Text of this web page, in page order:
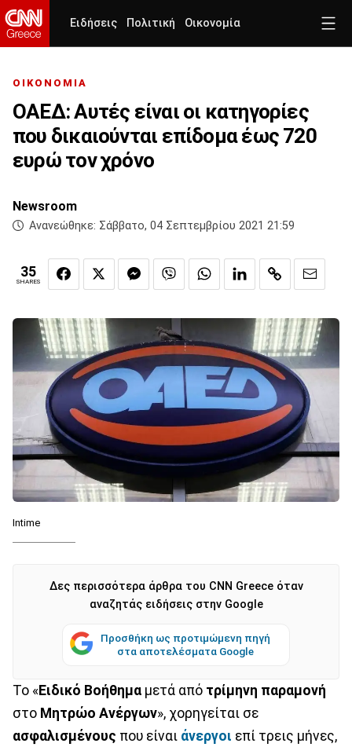
Ειδήσεις Πολιτική Οικονομία
ΟΙΚΟΝΟΜΙΑ
ΟΑΕΔ: Αυτές είναι οι κατηγορίες
που δικαιούνται επίδομα έως 720
ευρώ τον χρόνο
Newsroom
Ανανεώθηκε: Σάββατο, 04 Σεπτεμβρίου 2021 21:59
35
SHARES
Intime
Δες περισσότερα άρθρα του CNN Greece όταν
αναζητάς ειδήσεις στην Google
Προσθήκη ως προτιμώμενη πηγή
στα αποτελέσματα Google
Το «Ειδικό Βοήθημα μετά από τρίμηνη παραμονή
στο Μητρώο Ανέργων», χορηγείται σε
ασφαλισμένους που είναι άνεργοι επί τρεις μήνες,